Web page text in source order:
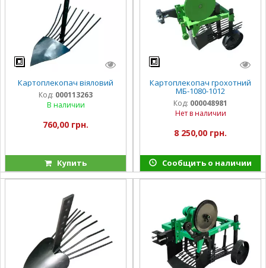
Картоплекопач віяловий
Код: 000113263
В наличии
760,00 грн.
Купить
Картоплекопач грохотний
МБ-1080-1012
Код: 000048981
Нет в наличии
8 250,00 грн.
Сообщить о наличии